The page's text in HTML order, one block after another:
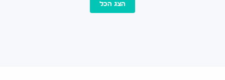
הצג הכל